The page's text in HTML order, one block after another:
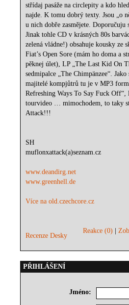
střídaj pasáže na circlepity a kdo
najde. K tomu dobrý texty. Jsou „o
u nich dobře zasmějete. Doporučuju
Jinak tohle CD v krásných 80s
zelená vládne!) obsahuje kousky ze
Fiat’s Open Sore (mám ho doma a
pěknej úlet), LP „The Last Kid On
sedmipalce „The Chimpänzee“.
majitelé kompjůtrů tu je v MP3
Refreshing Ways To Say Fuck Off“,
tourvideo … mimochodem, to taky
Attack!!!
SH
muflonxattack(a)seznam.cz
www.deandirg.net
www.greenhell.de
Více na old.czechcore.cz
Recenze Desky
Reakce (0) |
PŘIHLÁŠENÍ
Jméno: